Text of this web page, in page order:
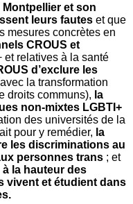
et son
leurs fautes et que
mesures concrètes en
CROUS et
et relatives à la santé
d’exclure les
la transformation
droits communs), la
non-mixtes LGBTI+
des universités de la
pour y remédier, la
les discriminations au
personnes trans ; et
la hauteur des
vivent et étudient dans